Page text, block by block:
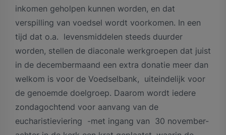
inkomen geholpen kunnen worden, en dat
verspilling van voedsel wordt voorkomen. In een
tijd dat o.a. levensmiddelen steeds duurder
worden, stellen de diaconale werkgroepen dat juist
in de decembermaand een extra donatie meer dan
welkom is voor de Voedselbank, uiteindelijk voor
de genoemde doelgroep. Daarom wordt iedere
zondagochtend voor aanvang van de
eucharistieviering -met ingang van 30 november-